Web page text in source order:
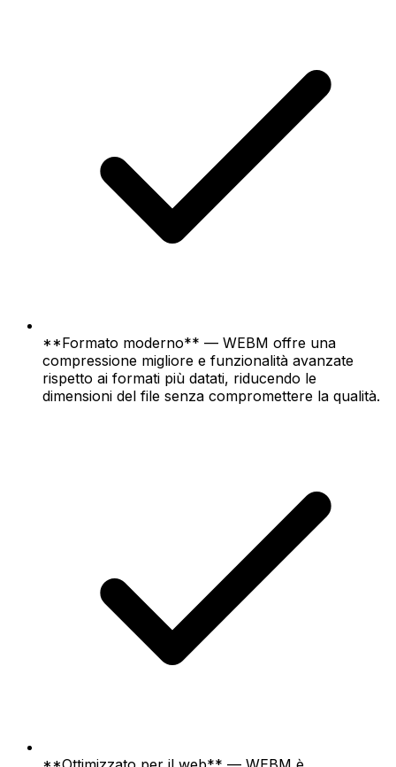
**Formato moderno** — WEBM offre una
compressione migliore e funzionalità avanzate
rispetto ai formati più datati, riducendo le
dimensioni del file senza compromettere la qualità.